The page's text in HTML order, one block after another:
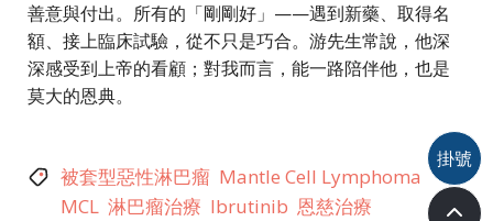
善意與付出。所有的「剛剛好」——遇到新藥、取得名
額、接上臨床試驗，從不只是巧合。游先生常說，他深
深感受到上帝的看顧；對我而言，能一路陪伴他，也是
莫大的恩典。
被套型惡性淋巴瘤 Mantle Cell Lymphoma
MCL 淋巴瘤治療 Ibrutinib 恩慈治療
掛號